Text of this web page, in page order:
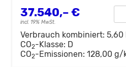
37.540,– €
incl. 19% MwSt.
Verbrauch kombiniert: 5,60
CO2-Klasse: D
CO2-Emissionen: 128,00 g/